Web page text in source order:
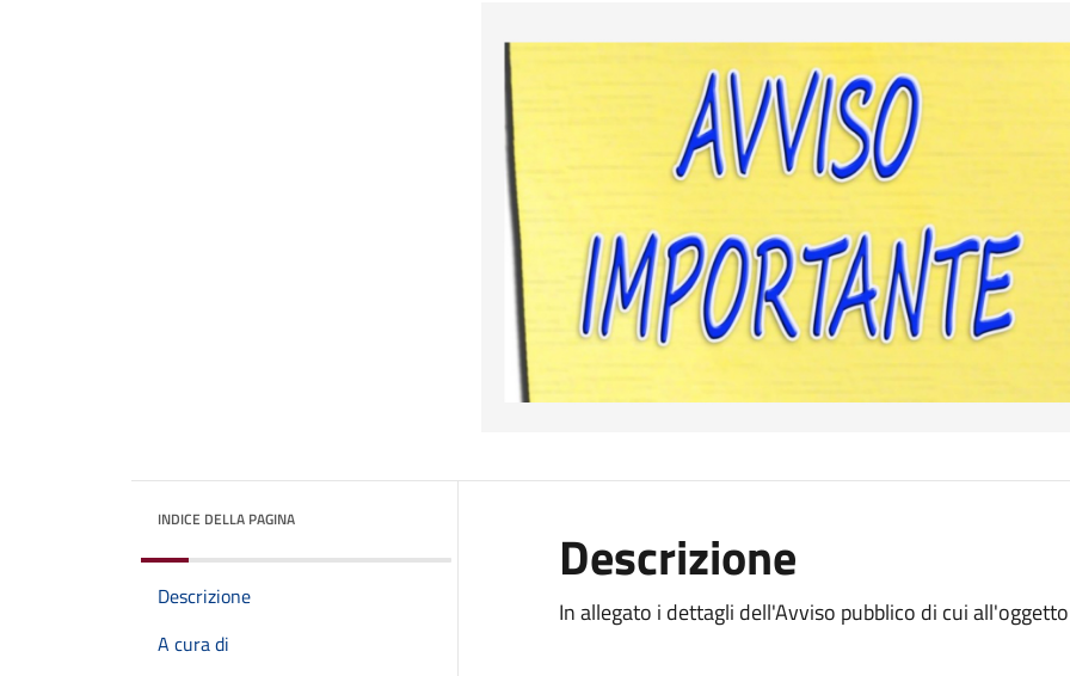
INDICE DELLA PAGINA
Descrizione
A cura di
Descrizione
In allegato i dettagli dell'Avviso pubblico di cui all'oggetto